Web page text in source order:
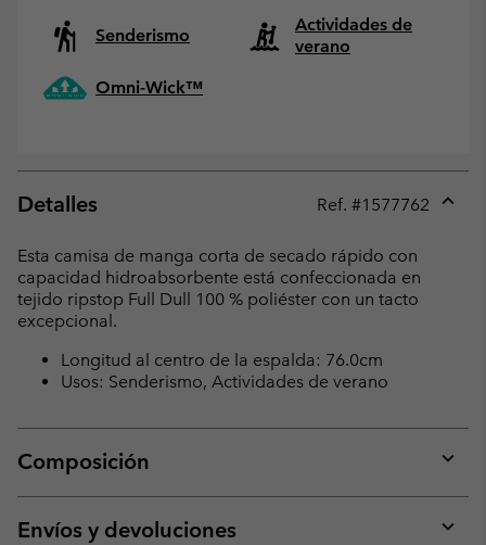
Senderismo
Actividades de
verano
Omni-Wick™
Detalles Ref. #1577762
Esta camisa de manga corta de secado rápido con
capacidad hidroabsorbente está confeccionada en
tejido ripstop Full Dull 100 % poliéster con un tacto
excepcional.
Longitud al centro de la espalda: 76.0cm
Usos: Senderismo, Actividades de verano
Composición
or
Envíos y devoluciones